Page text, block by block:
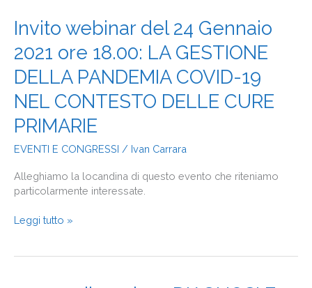
Invito webinar del 24 Gennaio
2021 ore 18.00: LA GESTIONE
DELLA PANDEMIA COVID-19
NEL CONTESTO DELLE CURE
PRIMARIE
EVENTI E CONGRESSI / Ivan Carrara
Alleghiamo la locandina di questo evento che riteniamo
particolarmente interessate.
Invito
webinar
del
Gennaio
2021
ore
18.00:
GESTIONE
PANDEMIA
COVID-
NEL
DELLE
Leggi tutto »